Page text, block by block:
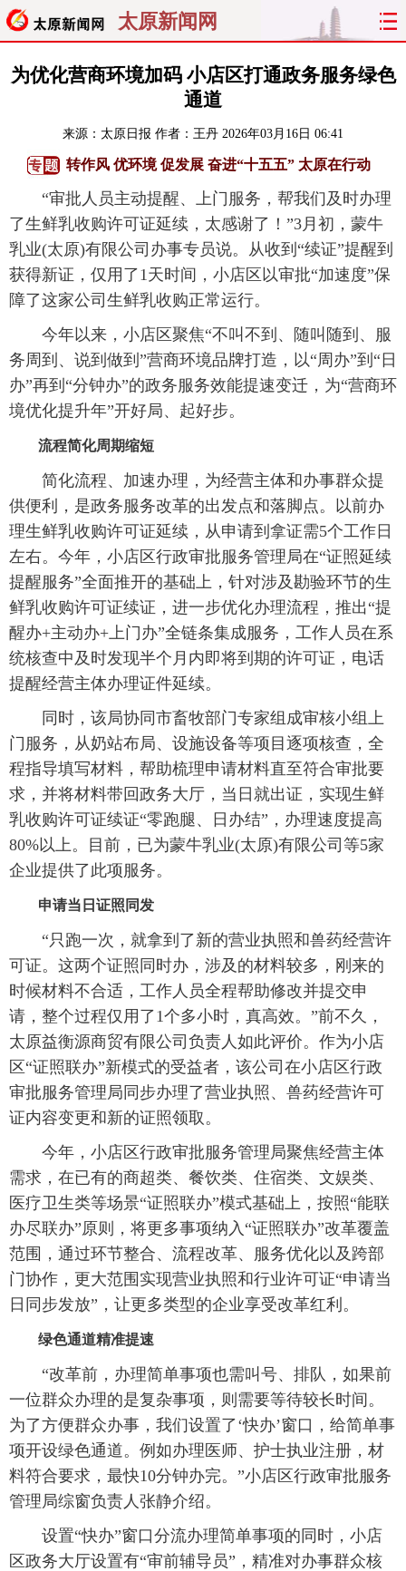
太原新闻网
首页 聚焦 太原 山西
纵横 曝光 综合 专题
旅游 理财 政务 教育
看天下 晋月读 最太原 网罗民生
太原日报 太原晚报 热评
为优化营商环境加码 小店区打通政务服务绿色
通道
来源： 太原日报 作者：王丹 2026年03月16日 06:41
转作风 优环境 促发展 奋进“十五五” 太原在行动
“审批人员主动提醒、上门服务，帮我们及时办理
了生鲜乳收购许可证延续，太感谢了！”3月初，蒙牛
乳业(太原)有限公司办事专员说。从收到“续证”提醒到
获得新证，仅用了1天时间，小店区以审批“加速度”保
障了这家公司生鲜乳收购正常运行。
今年以来，小店区聚焦“不叫不到、随叫随到、服
务周到、说到做到”营商环境品牌打造，以“周办”到“日
办”再到“分钟办”的政务服务效能提速变迁，为“营商环
境优化提升年”开好局、起好步。
流程简化周期缩短
简化流程、加速办理，为经营主体和办事群众提
供便利，是政务服务改革的出发点和落脚点。以前办
理生鲜乳收购许可证延续，从申请到拿证需5个工作日
左右。今年，小店区行政审批服务管理局在“证照延续
提醒服务”全面推开的基础上，针对涉及勘验环节的生
鲜乳收购许可证续证，进一步优化办理流程，推出“提
醒办+主动办+上门办”全链条集成服务，工作人员在系
统核查中及时发现半个月内即将到期的许可证，电话
提醒经营主体办理证件延续。
同时，该局协同市畜牧部门专家组成审核小组上
门服务，从奶站布局、设施设备等项目逐项核查，全
程指导填写材料，帮助梳理申请材料直至符合审批要
求，并将材料带回政务大厅，当日就出证，实现生鲜
乳收购许可证续证“零跑腿、日办结”，办理速度提高
80%以上。目前，已为蒙牛乳业(太原)有限公司等5家
企业提供了此项服务。
申请当日证照同发
“只跑一次，就拿到了新的营业执照和兽药经营许
可证。这两个证照同时办，涉及的材料较多，刚来的
时候材料不合适，工作人员全程帮助修改并提交申
请，整个过程仅用了1个多小时，真高效。”前不久，
太原益衡源商贸有限公司负责人如此评价。作为小店
区“证照联办”新模式的受益者，该公司在小店区行政
审批服务管理局同步办理了营业执照、兽药经营许可
证内容变更和新的证照领取。
今年，小店区行政审批服务管理局聚焦经营主体
需求，在已有的商超类、餐饮类、住宿类、文娱类、
医疗卫生类等场景“证照联办”模式基础上，按照“能联
办尽联办”原则，将更多事项纳入“证照联办”改革覆盖
范围，通过环节整合、流程改革、服务优化以及跨部
门协作，更大范围实现营业执照和行业许可证“申请当
日同步发放”，让更多类型的企业享受改革红利。
绿色通道精准提速
“改革前，办理简单事项也需叫号、排队，如果前
一位群众办理的是复杂事项，则需要等待较长时间。
为了方便群众办事，我们设置了‘快办’窗口，给简单事
项开设绿色通道。例如办理医师、护士执业注册，材
料符合要求，最快10分钟办完。”小店区行政审批服务
管理局综窗负责人张静介绍。
设置“快办”窗口分流办理简单事项的同时，小店
区政务大厅设置有“审前辅导员”，精准对办事群众核